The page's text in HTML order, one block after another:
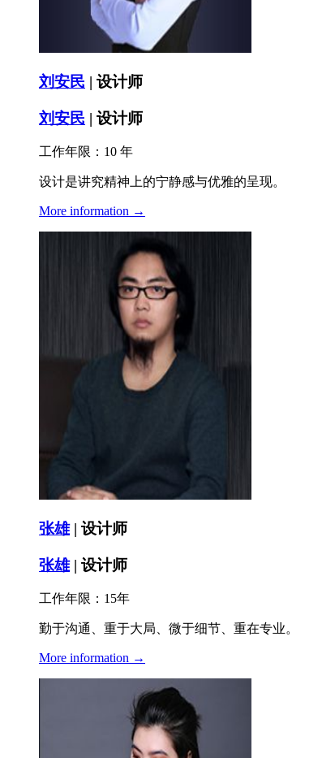
刘安民 | 设计师
刘安民 | 设计师
工作年限：10 年
设计是讲究精神上的宁静感与优雅的呈现。
More information →
张雄| 设计师
张雄| 设计师
工作年限：15年
勤于沟通、重于大局、微于细节、重在专业。
More information →